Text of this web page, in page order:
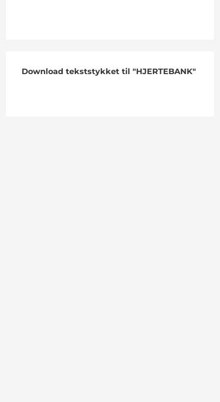
Download tekststykket til "HJERTEBANK"